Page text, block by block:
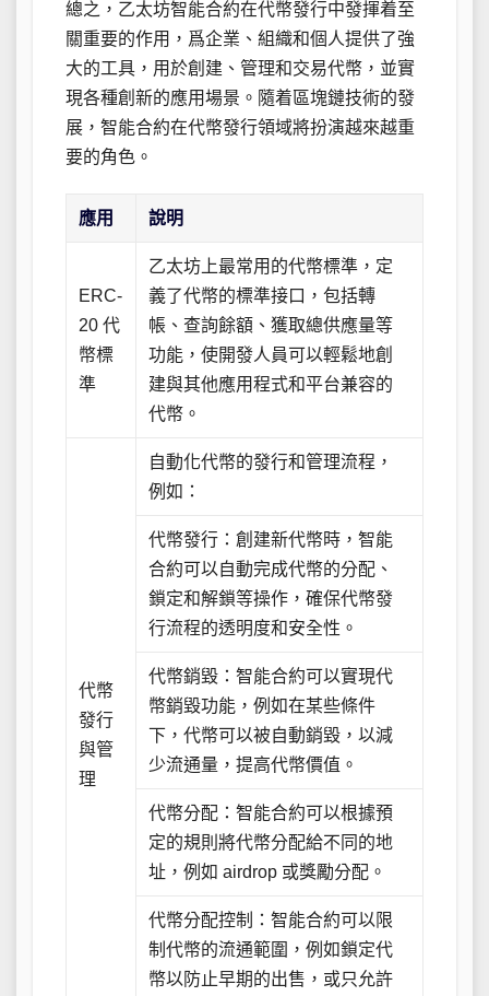
總之，乙太坊智能合約在代幣發行中發揮着至
關重要的作用，爲企業、組織和個人提供了強
大的工具，用於創建、管理和交易代幣，並實
現各種創新的應用場景。隨着區塊鏈技術的發
展，智能合約在代幣發行領域將扮演越來越重
要的角色。
應用 說明
ERC-
20 代
幣標
準
乙太坊上最常用的代幣標準，定
義了代幣的標準接口，包括轉
帳、查詢餘額、獲取總供應量等
功能，使開發人員可以輕鬆地創
建與其他應用程式和平台兼容的
代幣。
代幣
發行
與管
理
自動化代幣的發行和管理流程，
例如：
代幣發行：創建新代幣時，智能
合約可以自動完成代幣的分配、
鎖定和解鎖等操作，確保代幣發
行流程的透明度和安全性。
代幣銷毀：智能合約可以實現代
幣銷毀功能，例如在某些條件
下，代幣可以被自動銷毀，以減
少流通量，提高代幣價值。
代幣分配：智能合約可以根據預
定的規則將代幣分配給不同的地
址，例如 airdrop 或獎勵分配。
代幣分配控制：智能合約可以限
制代幣的流通範圍，例如鎖定代
幣以防止早期的出售，或只允許